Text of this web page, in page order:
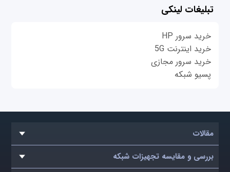
تبلیغات لینکی
خرید سرور HP
خرید اینترنت 5G
خرید سرور مجازی
پسیو شبکه
مقالات
بررسی و مقایسه تجهیزات شبکه